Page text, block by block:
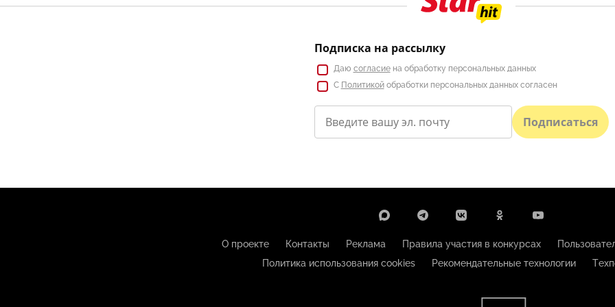
Подписка на рассылку
Даю согласиена обработку персональных данных
С Политикойобработки персональных данных согласен
Подписаться
О проекте Контакты Реклама Правила участия в конкурсах
Политика использования cookies
Рекомендательные технологии